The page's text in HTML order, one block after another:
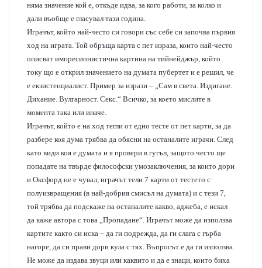
няма значение кой е, откъде идва, за кого работи, за колко и
дали въобще е гласувал тази година.
Играчът, който най-често си говори със себе си започва първия
ход на играта. Той обръща карта с пет израза, които най-често
описват импресионистична картина на тийнейджър, който
току що е открил значението на думата пубертет и е решил, че
е екзистенциалист. Пример за изрази – „Сам в света. Издигане.
Дихание. Вулгарност. Секс.“ Всичко, зa което мислите в
момента така или иначе.
Играчът, който е на ход тегли от едно тесте от пет карти, за да
разбере коя дума трябва да обясни на останалите играчи. След
като види коя е думата и я провери в гугъл, защото често ще
попадате на твърде философски умозаключения, за които дори
и Оксфорд не е чувал, играчът тели 7 карти от тестето с
полуизвращения (в най-добрия смисъл на думата) и с тези 7,
той трябва да подскаже на останалите какво, аджеба, е искал
да каже автора с това „Пропадане“. Играчът може да използва
картите както си иска – да ги подрежда, да ги слага с гърба
нагоре, да си прави дори кула с тях. Въпросът е да ги използва.
Не може да издава звуци или каквито и да е знаци, които биха